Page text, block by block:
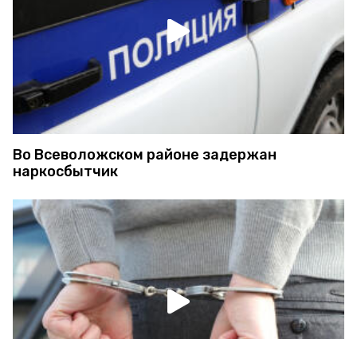
Во Всеволожском районе задержан
наркосбытчик